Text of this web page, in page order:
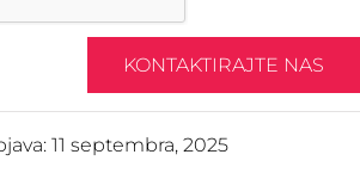
KONTAKTIRAJTE NAS
11 septembra, 2025